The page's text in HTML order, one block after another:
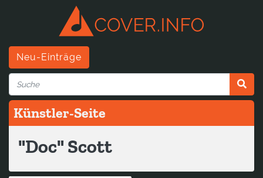
Neu-Einträge
Künstler-Seite
"Doc" Scott